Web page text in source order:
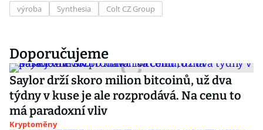
výroba Synthesia Colt CZ Group
Doporučujeme
Saylor drží skoro milion bitcoinů, už dva
týdny v kuse je ale rozprodává. Na cenu to
má paradoxní vliv
Kryptoměny